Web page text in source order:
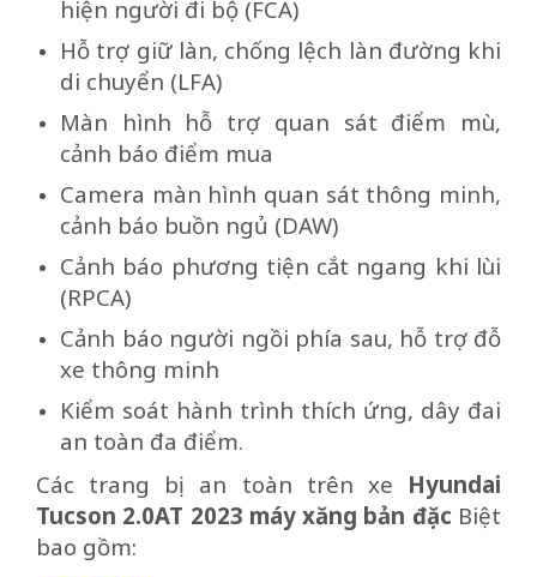
hiện người đi bộ (FCA)
Hỗ trợ giữ làn, chống lệch làn đường khi
di chuyển (LFA)
Màn hình hỗ trợ quan sát điểm mù,
cảnh báo điểm mua
Camera màn hình quan sát thông minh,
cảnh báo buồn ngủ (DAW)
Cảnh báo phương tiện cắt ngang khi lùi
(RPCA)
Cảnh báo người ngồi phía sau, hỗ trợ đỗ
xe thông minh
Kiểm soát hành trình thích ứng, dây đai
an toàn đa điểm.
Các trang bị an toàn trên xe Hyundai
Tucson 2.0AT 2023 máy xăng bản đặc Biệt
bao gồm: